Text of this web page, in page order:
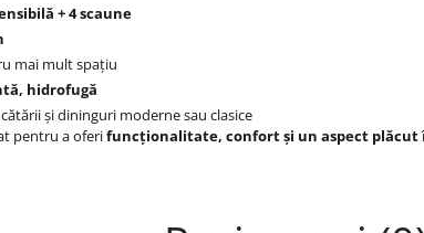
+ 4 scaune
mai mult spațiu
hidrofugă
și dininguri moderne sau clasice
pentru a oferifuncționalitate, confort și un aspect plăcut